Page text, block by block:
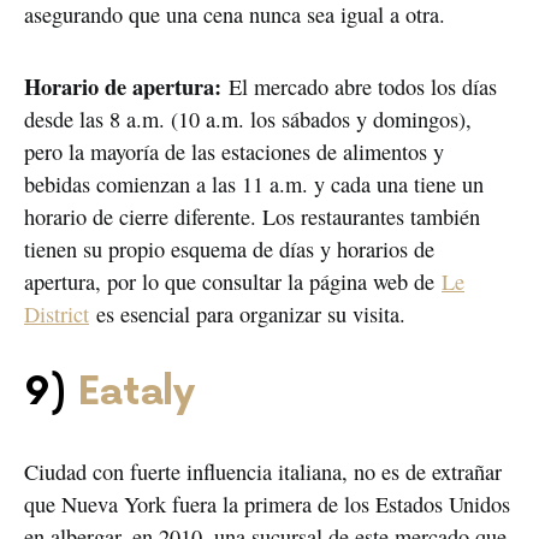
asegurando que una cena nunca sea igual a otra.
Horario de apertura: El mercado abre todos los días
desde las 8 a.m. (10 a.m. los sábados y domingos),
pero la mayoría de las estaciones de alimentos y
bebidas comienzan a las 11 a.m. y cada una tiene un
horario de cierre diferente. Los restaurantes también
tienen su propio esquema de días y horarios de
apertura, por lo que consultar la página web de Le
District es esencial para organizar su visita.
9) Eataly
Ciudad con fuerte influencia italiana, no es de extrañar
que Nueva York fuera la primera de los Estados Unidos